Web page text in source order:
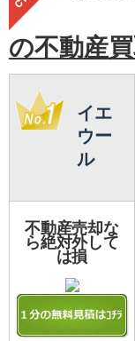
の不動産
イエ
ウー
ル
不動産売却な
ら絶対外して
は損